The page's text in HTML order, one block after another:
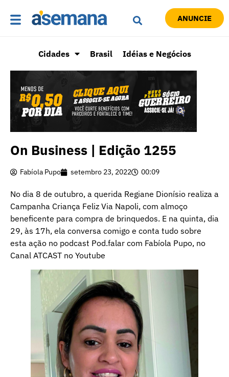
ANUNCIE
Cidades Brasil Idéias e Negócios
On Business | Edição 1255
Fabíola Pupo setembro 23, 2022 00:09
No dia 8 de outubro, a querida Regiane Dionísio realiza a
Campanha Criança Feliz Via Napoli, com almoço
beneficente para compra de brinquedos. E na quinta, dia
29, às 17h, ela conversa comigo e conta tudo sobre
esta ação no podcast Pod.falar com Fabíola Pupo, no
Canal ATCAST no Youtube